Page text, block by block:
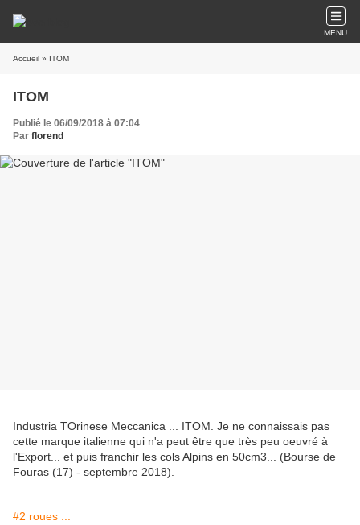
MENU
Accueil » ITOM
ITOM
Publié le 06/09/2018 à 07:04
Par florend
Industria TOrinese Meccanica ... ITOM. Je ne connaissais pas
cette marque italienne qui n'a peut être que très peu oeuvré à
l'Export... et puis franchir les cols Alpins en 50cm3... (Bourse de
Fouras (17) - septembre 2018).
#2 roues ...